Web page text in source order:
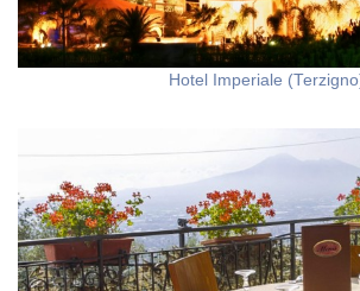
Hotel Imperiale